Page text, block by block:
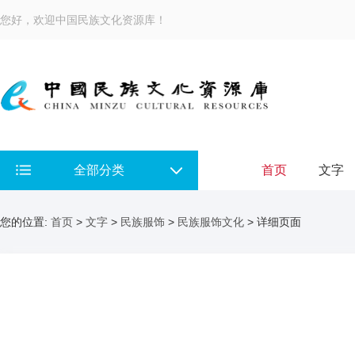
您好，欢迎中国民族文化资源库！
全部分类 首页 文字
您的位置: 首页 > 文字 > 民族服饰 > 民族服饰文化 > 详细页面